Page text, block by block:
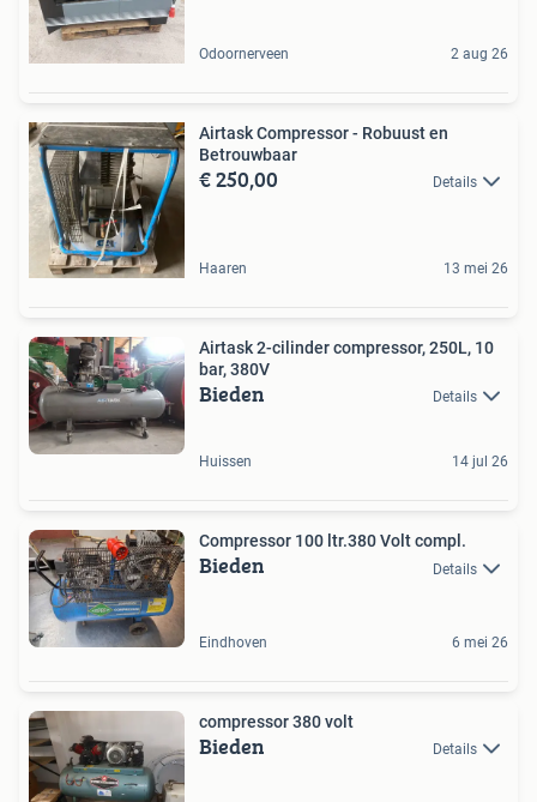
Odoornerveen 2 aug 26
Airtask Compressor - Robuust en
Betrouwbaar
€ 250,00 Details
Haaren 13 mei 26
Airtask 2-cilinder compressor, 250L, 10
bar, 380V
Bieden Details
Huissen 14 jul 26
Compressor 100 ltr.380 Volt compl.
Bieden Details
Eindhoven 6 mei 26
compressor 380 volt
Bieden Details